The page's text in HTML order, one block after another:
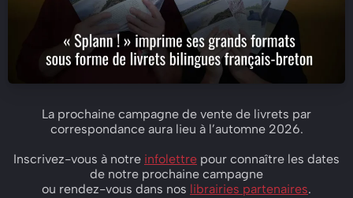
La prochaine campagne de vente de livrets par
correspondance aura lieu à l’automne 2026.
Inscrivez-vous à notre infolettre pour connaître les dates
de notre prochaine campagne
ou rendez-vous dans nos librairies partenaires.